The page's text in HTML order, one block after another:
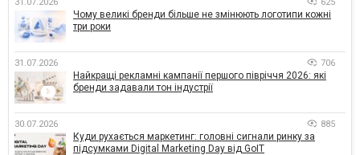
625
Чому великі бренди більше не змінюють логотипи кожні
три роки
31.07.2026 706
Найкращі рекламні кампанії першого півріччя 2026: які
бренди задавали тон індустрії
30.07.2026 885
Куди рухається маркетинг: головні сигнали ринку за
підсумками Digital Marketing Day від GoIT